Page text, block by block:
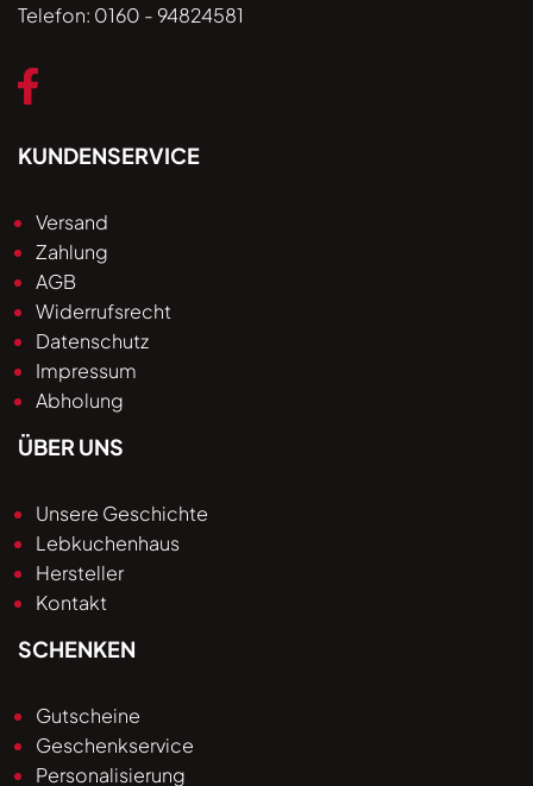
Telefon: 0160 - 94824581
KUNDENSERVICE
Versand
Zahlung
AGB
Widerrufsrecht
Datenschutz
Impressum
Abholung
ÜBER UNS
Unsere Geschichte
Lebkuchenhaus
Hersteller
Kontakt
SCHENKEN
Gutscheine
Geschenkservice
Personalisierung